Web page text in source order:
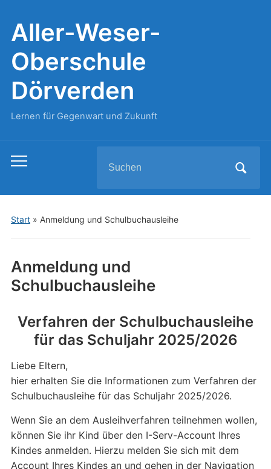
Aller-Weser-
Oberschule
Dörverden
Lernen für Gegenwart und Zukunft
Toggle
menu
for:
Start» Anmeldung und Schulbuchausleihe
Anmeldung und
Schulbuchausleihe
Verfahren der Schulbuchausleihe
für das Schuljahr 2025/2026
Liebe Eltern,
hier erhalten Sie die Informationen zum Verfahren der
Schulbuchausleihe für das Schuljahr 2025/2026.
Wenn Sie an dem Ausleihverfahren teilnehmen wollen,
können Sie ihr Kind über den I-Serv-Account Ihres
Kindes anmelden. Hierzu melden Sie sich mit dem
Account Ihres Kindes an und gehen in der Navigation